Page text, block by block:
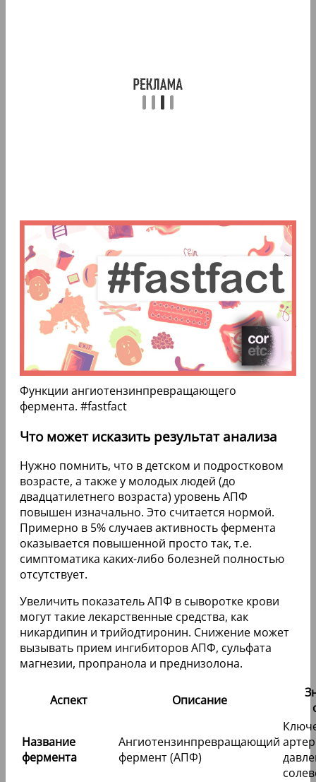
Функции ангиотензинпревращающего
фермента. #fastfact
Что может исказить результат анализа
Нужно помнить, что в детском и подростковом
возрасте, а также у молодых людей (до
двадцатилетнего возраста) уровень АПФ
повышен изначально. Это считается нормой.
Примерно в 5% случаев активность фермента
оказывается повышенной просто так, т.е.
симптоматика каких-либо болезней полностью
отсутствует.
Увеличить показатель АПФ в сыворотке крови
могут такие лекарственные средства, как
никардипин и трийодтиронин. Снижение может
вызывать прием ингибиторов АПФ, сульфата
магнезии, пропранола и преднизолона.
Аспект Описание
Название
фермента
Ангиотензинпревращающий
фермент (АПФ)